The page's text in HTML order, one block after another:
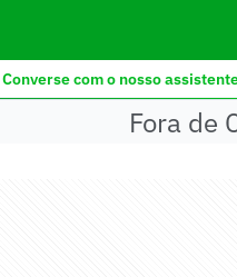
Converse com o nosso
Fora de